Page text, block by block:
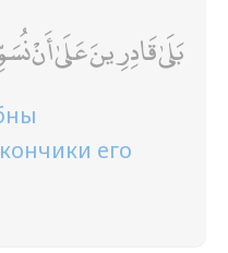
بَلَىٰ قَادِرِينَ عَلَىٰ أَنْ
его